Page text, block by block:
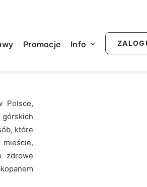
Promocje Info
Polsce,
które
mieście,
zdrowe